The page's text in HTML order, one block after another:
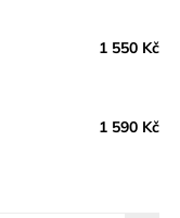
1 550 Kč
1 590 Kč